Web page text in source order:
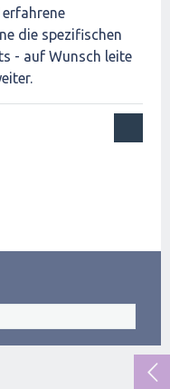
die spezifischen
- auf Wunsch leite